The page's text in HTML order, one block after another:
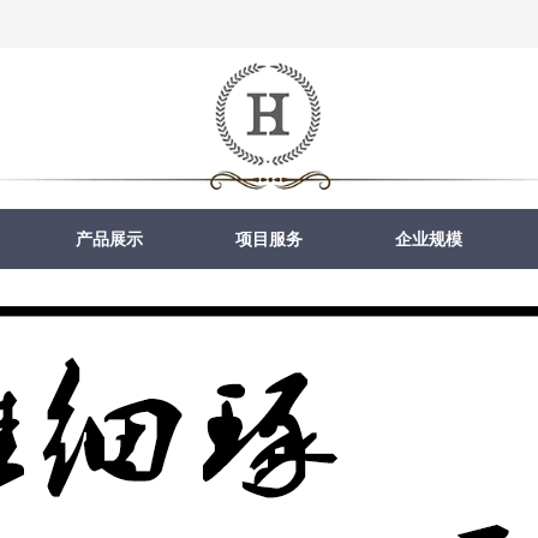
产品展示 项目服务 企业规模